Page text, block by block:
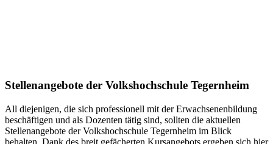
Stellenangebote der Volkshochschule Tegernheim
All diejenigen, die sich professionell mit der Erwachsenenbildung
beschäftigen und als Dozenten tätig sind, sollten die aktuellen
Stellenangebote der Volkshochschule Tegernheim im Blick
behalten. Dank des breit gefächerten Kursangebots ergeben sich hier